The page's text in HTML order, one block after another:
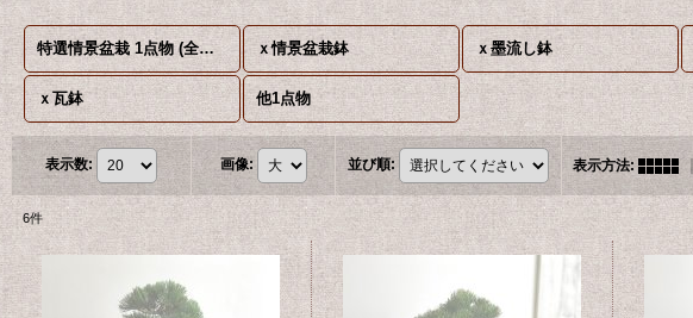
特選情景盆栽 1点物 (全商品) ｘ情景盆栽鉢 ｘ墨流し鉢
ｘ瓦鉢 他1点物
表示数: 画像: 並び順: 表示方法:
6件